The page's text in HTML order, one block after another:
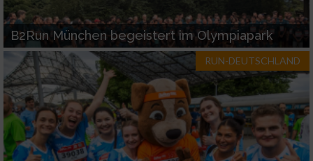
B2Run München begeistert im Olympiapark
RUN-DEUTSCHLAND
Funktional
Werbung